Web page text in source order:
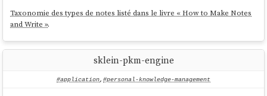
multi_match(documentation de référence) :
multi_match: {
	fuzziness: "AUTO",
Taxonomie des types de notes listé dans le livre « How to Make Notes
and Write ».
sklein-pkm-engine
#application, #personal-knowledge-management